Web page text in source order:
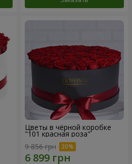
Цветы в чёрной коробке
"101 красная роза"
9 856 грн